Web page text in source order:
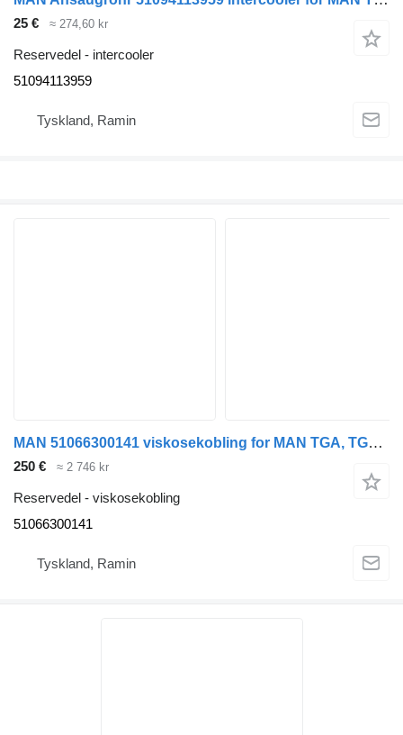
25 € ≈ 274,60 kr
Reservedel - intercooler
51094113959
Tyskland, Ramin
MAN 51066300141 viskosekobling for MAN TGA, TGS buss
250 € ≈ 2 746 kr
Reservedel - viskosekobling
51066300141
Tyskland, Ramin